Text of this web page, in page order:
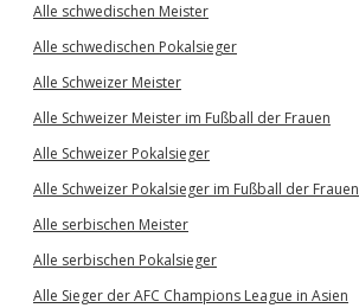
Alle schwedischen Meister
Alle schwedischen Pokalsieger
Alle Schweizer Meister
Alle Schweizer Meister im Fußball der Frauen
Alle Schweizer Pokalsieger
Alle Schweizer Pokalsieger im Fußball der Frauen
Alle serbischen Meister
Alle serbischen Pokalsieger
Alle Sieger der AFC Champions League in Asien